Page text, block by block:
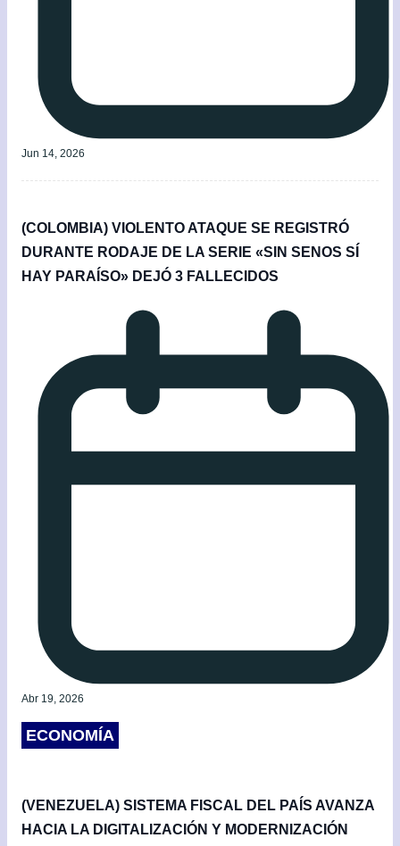
Jun 14, 2026
(COLOMBIA) VIOLENTO ATAQUE SE REGISTRÓ
DURANTE RODAJE DE LA SERIE «SIN SENOS SÍ
HAY PARAÍSO» DEJÓ 3 FALLECIDOS
Abr 19, 2026
ECONOMÍA
(VENEZUELA) SISTEMA FISCAL DEL PAÍS AVANZA
HACIA LA DIGITALIZACIÓN Y MODERNIZACIÓN